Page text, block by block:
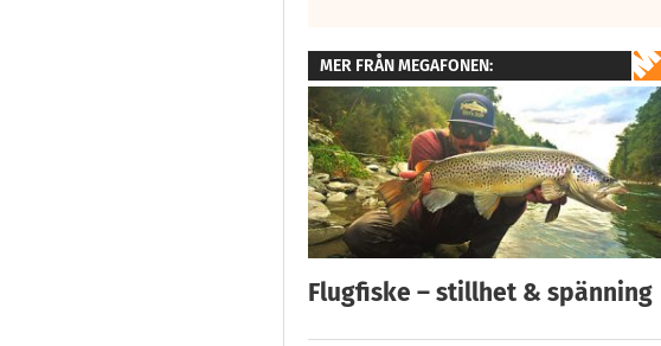
MER FRÅN MEGAFONEN:
Flugfiske – stillhet & spänning